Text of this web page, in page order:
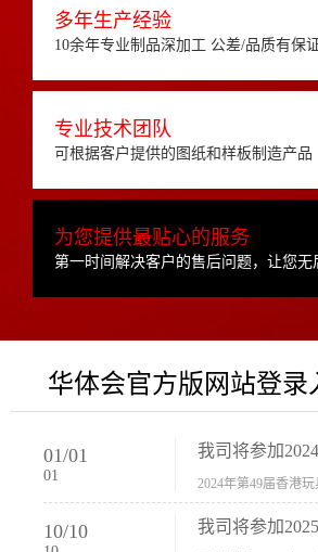
多年生产经验
10余年专业制品深加工 公差/品质有保
专业技术团队
可根据客户提供的图纸和样板制造产品
为您提供最贴心的服务
第一时间解决客户的售后问题，让您无
华体会官方版网站登录
01/01
01
10/10 我司将参加